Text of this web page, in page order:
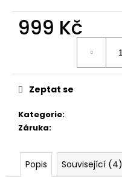
999 Kč
Kategorie:
Záruka:
Zeptat se
Popis Související (4)